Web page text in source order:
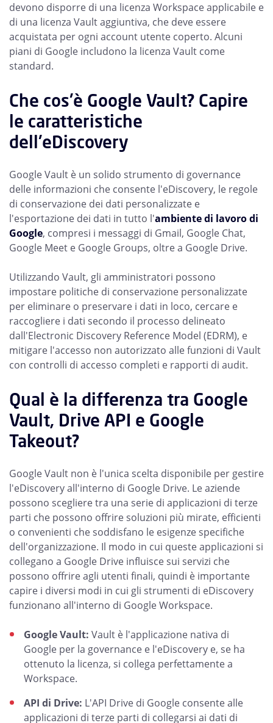
devono disporre di una licenza Workspace applicabile e
di una licenza Vault aggiuntiva, che deve essere
acquistata per ogni account utente coperto. Alcuni
piani di Google includono la licenza Vault come
standard.
Che cos'è Google Vault? Capire
le caratteristiche
dell'eDiscovery
Google Vault è un solido strumento di governance
delle informazioni che consente l'eDiscovery, le regole
di conservazione dei dati personalizzate e
l'esportazione dei dati in tutto l'ambiente di lavoro di
Google, compresi i messaggi di Gmail, Google Chat,
Google Meet e Google Groups, oltre a Google Drive.
Utilizzando Vault, gli amministratori possono
impostare politiche di conservazione personalizzate
per eliminare o preservare i dati in loco, cercare e
raccogliere i dati secondo il processo delineato
dall'Electronic Discovery Reference Model (EDRM), e
mitigare l'accesso non autorizzato alle funzioni di Vault
con controlli di accesso completi e rapporti di audit.
Qual è la differenza tra Google
Vault, Drive API e Google
Takeout?
Google Vault non è l'unica scelta disponibile per gestire
l'eDiscovery all'interno di Google Drive. Le aziende
possono scegliere tra una serie di applicazioni di terze
parti che possono offrire soluzioni più mirate, efficienti
o convenienti che soddisfano le esigenze specifiche
dell'organizzazione. Il modo in cui queste applicazioni si
collegano a Google Drive influisce sui servizi che
possono offrire agli utenti finali, quindi è importante
capire i diversi modi in cui gli strumenti di eDiscovery
funzionano all'interno di Google Workspace.
Google Vault: Vault è l'applicazione nativa di
Google per la governance e l'eDiscovery e, se ha
ottenuto la licenza, si collega perfettamente a
Workspace.
API di Drive: L'API Drive di Google consente alle
applicazioni di terze parti di collegarsi ai dati di